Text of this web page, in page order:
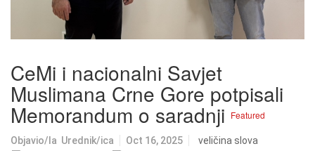
CeMi i nacionalni Savjet
Muslimana Crne Gore potpisali
Memorandum o saradnji Featured
Objavio/la Urednik/ica Oct 16, 2025
veličina slova